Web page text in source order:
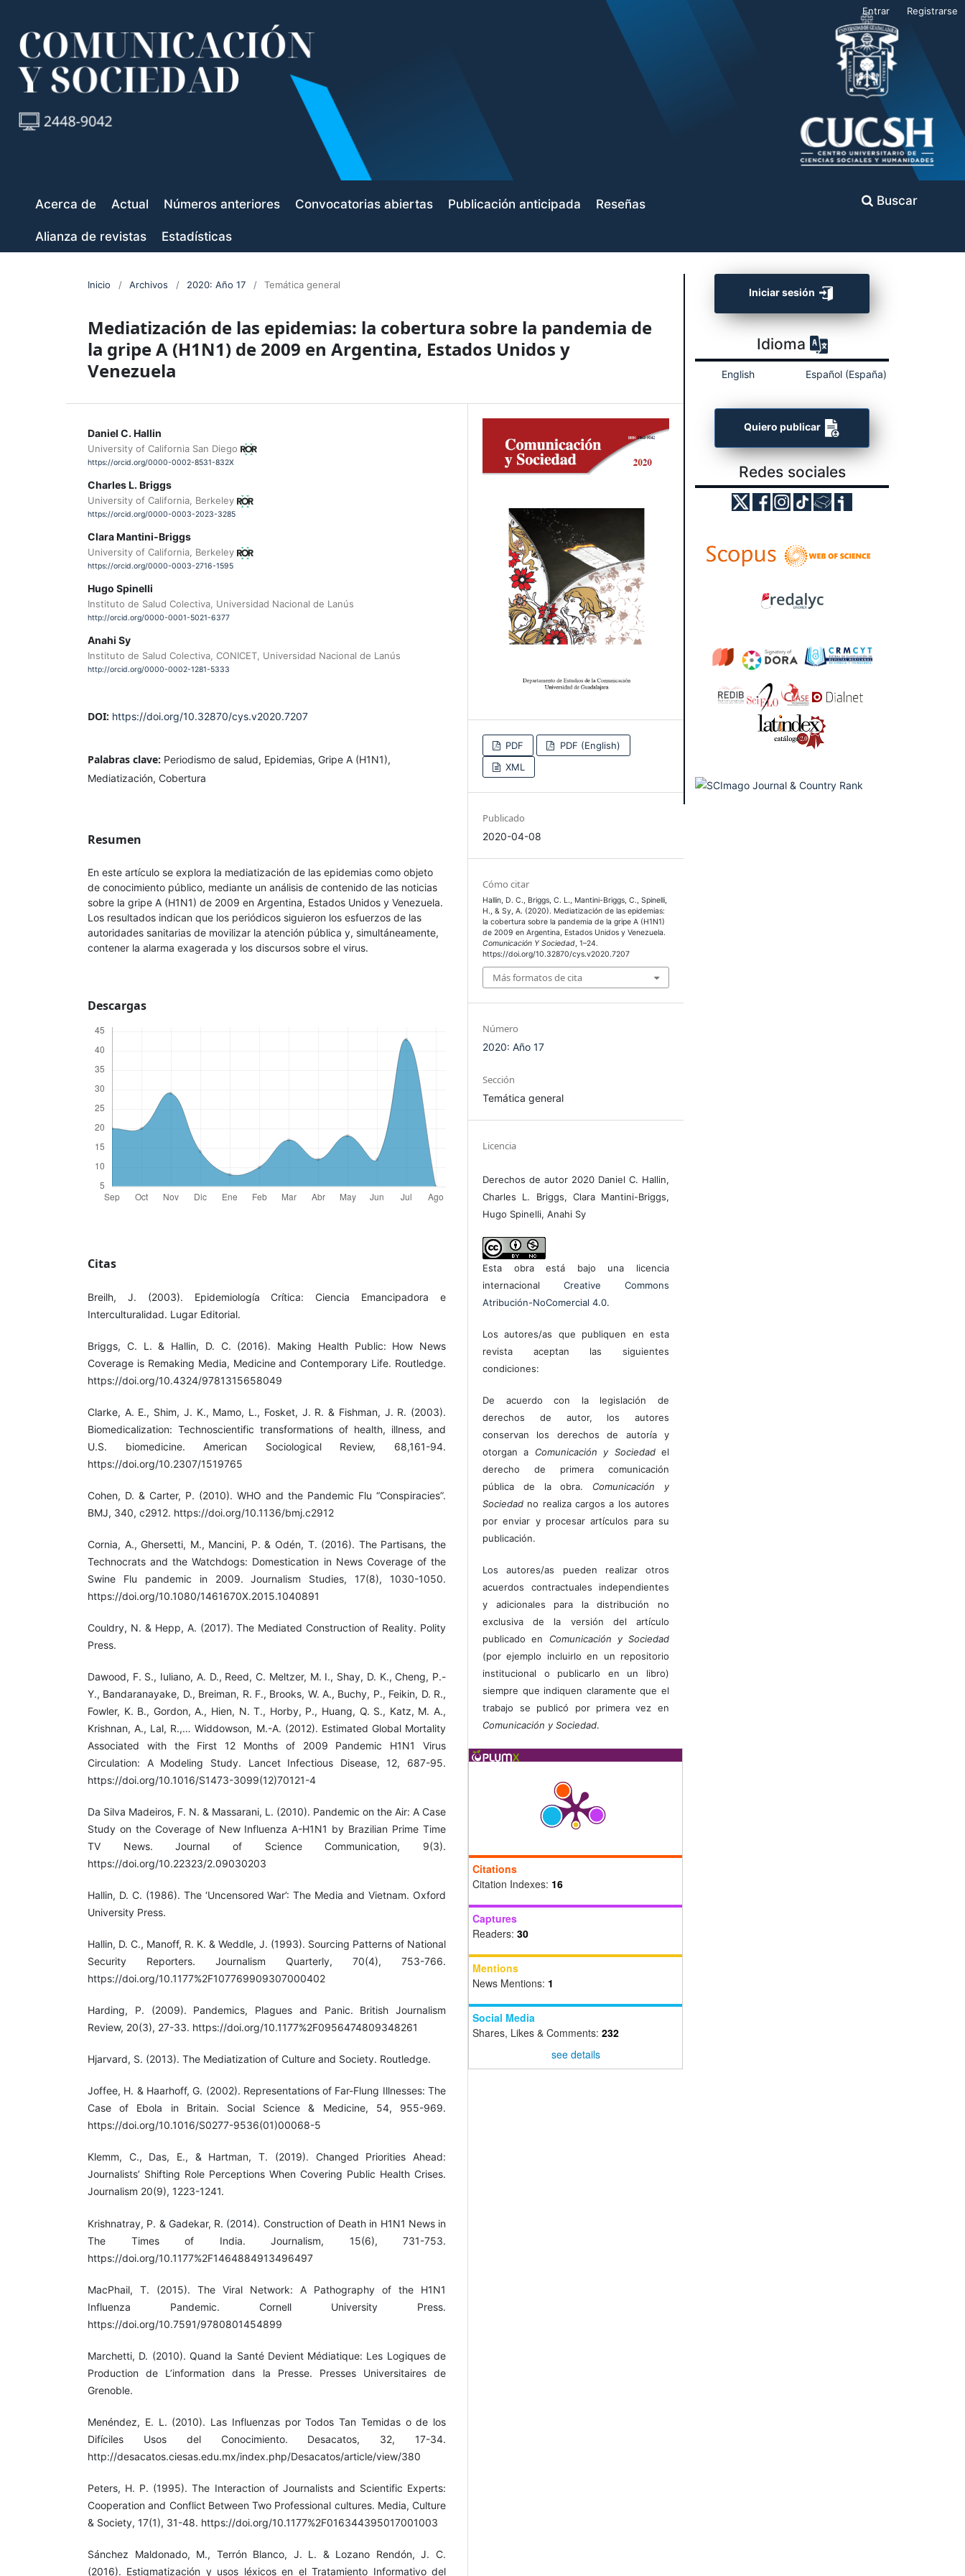
Acerca de Actual Números anteriores Convocatorias abiertas Publicación anticipada Reseñas
Alianza de revistas Estadísticas
Buscar
Entrar Registrarse
Inicio / Archivos / 2020: Año 17 / Temática general
Mediatización de las epidemias: la cobertura sobre la pandemia de
la gripe A (H1N1) de 2009 en Argentina, Estados Unidos y
Venezuela
Daniel C. Hallin
University of California San Diego
https://orcid.org/0000-0002-8531-832X
Charles L. Briggs
University of California, Berkeley
https://orcid.org/0000-0003-2023-3285
Clara Mantini-Briggs
University of California, Berkeley
https://orcid.org/0000-0003-2716-1595
Hugo Spinelli
Instituto de Salud Colectiva, Universidad Nacional de Lanús
http://orcid.org/0000-0001-5021-6377
Anahi Sy
Instituto de Salud Colectiva, CONICET, Universidad Nacional de Lanús
http://orcid.org/0000-0002-1281-5333
DOI: https://doi.org/10.32870/cys.v2020.7207
Palabras clave: Periodismo de salud, Epidemias, Gripe A (H1N1),
Mediatización, Cobertura
Resumen
En este artículo se explora la mediatización de las epidemias como objeto
de conocimiento público, mediante un análisis de contenido de las noticias
sobre la gripe A (H1N1) de 2009 en Argentina, Estados Unidos y Venezuela.
Los resultados indican que los periódicos siguieron los esfuerzos de las
autoridades sanitarias de movilizar la atención pública y, simultáneamente,
contener la alarma exagerada y los discursos sobre el virus.
Descargas
Citas
Breilh, J. (2003). Epidemiología Crítica: Ciencia Emancipadora e
Interculturalidad. Lugar Editorial.
Briggs, C. L. & Hallin, D. C. (2016). Making Health Public: How News
Coverage is Remaking Media, Medicine and Contemporary Life. Routledge.
https://doi.org/10.4324/9781315658049
Clarke, A. E., Shim, J. K., Mamo, L., Fosket, J. R. & Fishman, J. R. (2003).
Biomedicalization: Technoscientific transformations of health, illness, and
U.S. biomedicine. American Sociological Review, 68,161-94.
https://doi.org/10.2307/1519765
Cohen, D. & Carter, P. (2010). WHO and the Pandemic Flu “Conspiracies”.
BMJ, 340, c2912. https://doi.org/10.1136/bmj.c2912
Cornia, A., Ghersetti, M., Mancini, P. & Odén, T. (2016). The Partisans, the
Technocrats and the Watchdogs: Domestication in News Coverage of the
Swine Flu pandemic in 2009. Journalism Studies, 17(8), 1030-1050.
https://doi.org/10.1080/1461670X.2015.1040891
Couldry, N. & Hepp, A. (2017). The Mediated Construction of Reality. Polity
Press.
Dawood, F. S., Iuliano, A. D., Reed, C. Meltzer, M. I., Shay, D. K., Cheng, P.-
Y., Bandaranayake, D., Breiman, R. F., Brooks, W. A., Buchy, P., Feikin, D. R.,
Fowler, K. B., Gordon, A., Hien, N. T., Horby, P., Huang, Q. S., Katz, M. A.,
Krishnan, A., Lal, R.,… Widdowson, M.-A. (2012). Estimated Global Mortality
Associated with the First 12 Months of 2009 Pandemic H1N1 Virus
Circulation: A Modeling Study. Lancet Infectious Disease, 12, 687-95.
https://doi.org/10.1016/S1473-3099(12)70121-4
Da Silva Madeiros, F. N. & Massarani, L. (2010). Pandemic on the Air: A Case
Study on the Coverage of New Influenza A-H1N1 by Brazilian Prime Time
TV News. Journal of Science Communication, 9(3).
https://doi.org/10.22323/2.09030203
Hallin, D. C. (1986). The ‘Uncensored War’: The Media and Vietnam. Oxford
University Press.
Hallin, D. C., Manoff, R. K. & Weddle, J. (1993). Sourcing Patterns of National
Security Reporters. Journalism Quarterly, 70(4), 753-766.
https://doi.org/10.1177%2F107769909307000402
Harding, P. (2009). Pandemics, Plagues and Panic. British Journalism
Review, 20(3), 27-33. https://doi.org/10.1177%2F0956474809348261
Hjarvard, S. (2013). The Mediatization of Culture and Society. Routledge.
Joffee, H. & Haarhoff, G. (2002). Representations of Far-Flung Illnesses: The
Case of Ebola in Britain. Social Science & Medicine, 54, 955-969.
https://doi.org/10.1016/S0277-9536(01)00068-5
Klemm, C., Das, E., & Hartman, T. (2019). Changed Priorities Ahead:
Journalists’ Shifting Role Perceptions When Covering Public Health Crises.
Journalism 20(9), 1223-1241.
Krishnatray, P. & Gadekar, R. (2014). Construction of Death in H1N1 News in
The Times of India. Journalism, 15(6), 731-753.
https://doi.org/10.1177%2F1464884913496497
MacPhail, T. (2015). The Viral Network: A Pathography of the H1N1
Influenza Pandemic. Cornell University Press.
https://doi.org/10.7591/9780801454899
Marchetti, D. (2010). Quand la Santé Devient Médiatique: Les Logiques de
Production de L’information dans la Presse. Presses Universitaires de
Grenoble.
Menéndez, E. L. (2010). Las Influenzas por Todos Tan Temidas o de los
Difíciles Usos del Conocimiento. Desacatos, 32, 17-34.
http://desacatos.ciesas.edu.mx/index.php/Desacatos/article/view/380
Peters, H. P. (1995). The Interaction of Journalists and Scientific Experts:
Cooperation and Conflict Between Two Professional cultures. Media, Culture
& Society, 17(1), 31-48. https://doi.org/10.1177%2F016344395017001003
Sánchez Maldonado, M., Terrón Blanco, J. L. & Lozano Rendón, J. C.
(2016). Estigmatización y usos léxicos en el Tratamiento Informativo del
PDF
PDF (English)
XML
Publicado
2020-04-08
Cómo citar
Hallin, D. C., Briggs, C. L., Mantini-Briggs, C., Spinelli,
H., & Sy, A. (2020). Mediatización de las epidemias:
la cobertura sobre la pandemia de la gripe A (H1N1)
de 2009 en Argentina, Estados Unidos y Venezuela.
Comunicación Y Sociedad, 1–24.
https://doi.org/10.32870/cys.v2020.7207
Más formatos de cita
Número
2020: Año 17
Sección
Temática general
Licencia
Derechos de autor 2020 Daniel C. Hallin,
Charles L. Briggs, Clara Mantini-Briggs,
Hugo Spinelli, Anahi Sy
Esta obra está bajo una licencia
internacional Creative Commons
Atribución-NoComercial 4.0.
Los autores/as que publiquen en esta
revista aceptan las siguientes
condiciones:
De acuerdo con la legislación de
derechos de autor, los autores
conservan los derechos de autoría y
otorgan a Comunicación y Sociedadel
derecho de primera comunicación
pública de la obra. Comunicación y
Sociedad no realiza cargos a los autores
por enviar y procesar artículos para su
publicación.
Los autores/as pueden realizar otros
acuerdos contractuales independientes
y adicionales para la distribución no
exclusiva de la versión del artículo
publicado en Comunicación y Sociedad
(por ejemplo incluirlo en un repositorio
institucional o publicarlo en un libro)
siempre que indiquen claramente que el
trabajo se publicó por primera vez en
Comunicación y Sociedad.
Citations
Citation Indexes: 16
Captures
Readers: 30
Mentions
News Mentions: 1
Social Media
Shares, Likes & Comments: 232
see details
Iniciar sesión
Idioma
English Español (España)
Quiero publicar
Redes sociales